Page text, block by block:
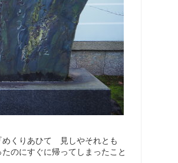
めくりあひて 見しやそれとも
のにすぐに帰ってしまったこと